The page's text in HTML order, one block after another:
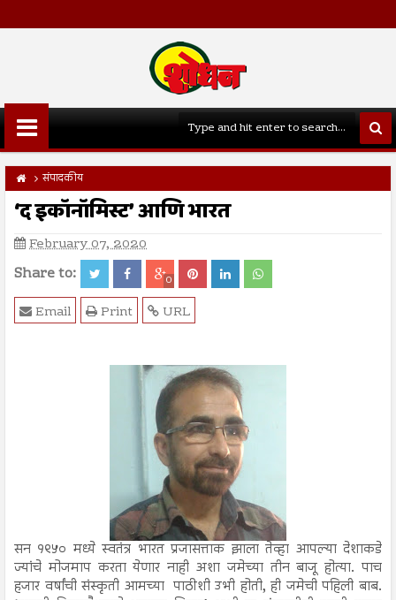
संपादकीय
‘द इकॉनॉमिस्ट’ आणि भारत
February 07, 2020
Share to: 0
URL
Print
Email
सन १९५० मध्ये स्वतंत्र भारत प्रजासत्ताक झाला तेव्हा आपल्या देशाकडे
ज्यांचे मोजमाप करता येणार नाही अशा जमेच्या तीन बाजू होत्या. पाच
हजार वर्षांची संस्कृती आमच्या पाठीशी उभी होती, ही जमेची पहिली बाब.